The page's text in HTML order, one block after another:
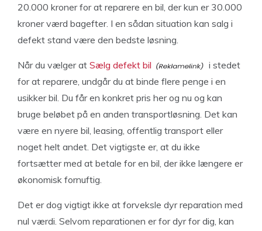
20.000 kroner for at reparere en bil, der kun er 30.000
kroner værd bagefter. I en sådan situation kan salg i
defekt stand være den bedste løsning.
Når du vælger at Sælg defekt bil
i stedet
for at reparere, undgår du at binde flere penge i en
usikker bil. Du får en konkret pris her og nu og kan
bruge beløbet på en anden transportløsning. Det kan
være en nyere bil, leasing, offentlig transport eller
noget helt andet. Det vigtigste er, at du ikke
fortsætter med at betale for en bil, der ikke længere er
økonomisk fornuftig.
Det er dog vigtigt ikke at forveksle dyr reparation med
nul værdi. Selvom reparationen er for dyr for dig, kan